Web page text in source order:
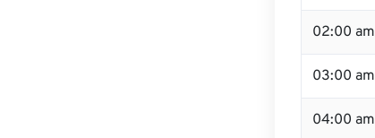
02:00
03:00
04:00